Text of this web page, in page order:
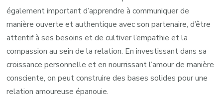
également important d’apprendre à communiquer de
manière ouverte et authentique avec son partenaire, d’être
attentif à ses besoins et de cultiver l’empathie et la
compassion au sein de la relation. En investissant dans sa
croissance personnelle et en nourrissant l’amour de manière
consciente, on peut construire des bases solides pour une
relation amoureuse épanouie.